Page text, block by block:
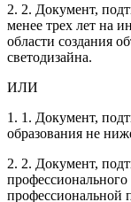
2. 2. Документ,
менее трех лет на
области создания
светодизайна.
ИЛИ
1. 1. Документ,
образования не
2. 2. Документ,
профессиональной